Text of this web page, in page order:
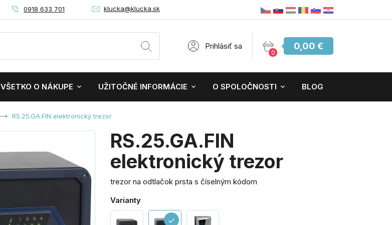
0918 633 701 klucka@klucka.sk
Prihlásiť sa
0
0,00 €
VŠETKO O NÁKUPE UŽITOČNÉ INFORMÁCIE O SPOLOČNOSTI BLOG
RS.25.GA.FIN elektronický trezor
RS.25.GA.FIN
elektronický trezor
trezor na odtlačok prsta s číselným kódom
Varianty
check